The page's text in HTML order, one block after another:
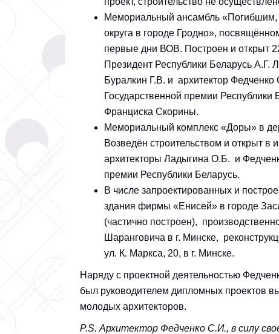
Мемориальный ансамбль «Погибшим,
округа в городе Гродно»,
первые дни ВОВ. Построен и открыт
Президент Республики Беларусь А.Г.
Буралкин Г.В. и архитектор
Государственной премии
Франциска Скорины.
Мемориальный комплекс «Доры» в
Возведён строительством и открыт
архитекторы Ладыгина О.Б. и
премии Республики Беларусь.
В числе запроектированных и
здания фирмы «Енисей» в городе
(частично построен),
Шаранговича в г. Минске,
ул. К. Маркса, 20, в г.
Наряду с проектной деятельностью
был руководителем дипломных проектов
молодых архитекторов.
P.S. Архитектор Федченко С.И., в силу